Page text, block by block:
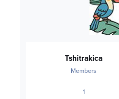
Tshitrakica
Members
1posts